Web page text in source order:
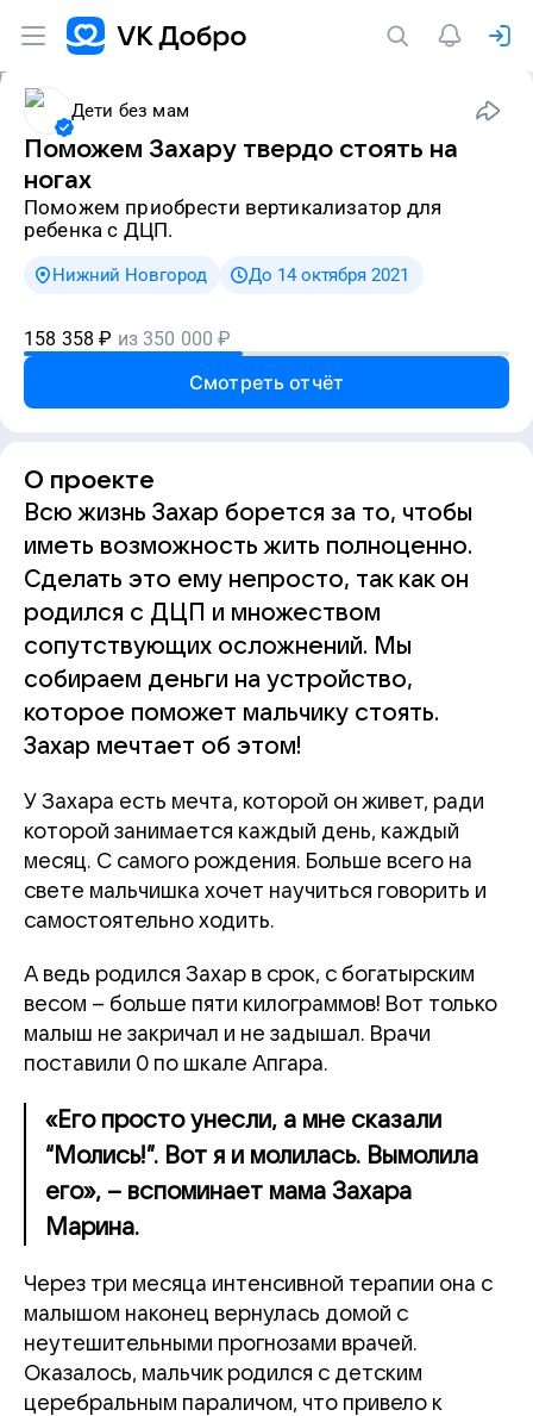
Дети без мам
Поможем Захару твердо стоять на
ногах
Поможем приобрести вертикализатор для
ребенка с ДЦП.
Нижний Новгород До 14 октября 2021
158 358 ₽ из 350 000 ₽
Смотреть отчёт
О проекте
Всю жизнь Захар борется за то, чтобы
иметь возможность жить полноценно.
Сделать это ему непросто, так как он
родился с ДЦП и множеством
сопутствующих осложнений. Мы
собираем деньги на устройство,
которое поможет мальчику стоять.
Захар мечтает об этом!
У Захара есть мечта, которой он живет, ради
которой занимается каждый день, каждый
месяц. С самого рождения. Больше всего на
свете мальчишка хочет научиться говорить и
самостоятельно ходить.
А ведь родился Захар в срок, с богатырским
весом – больше пяти килограммов! Вот только
малыш не закричал и не задышал. Врачи
поставили 0 по шкале Апгара.
«Его просто унесли, а мне сказали
“Молись!”. Вот я и молилась. Вымолила
его», – вспоминает мама Захара
Марина.
Через три месяца интенсивной терапии она с
малышом наконец вернулась домой с
неутешительными прогнозами врачей.
Оказалось, мальчик родился с детским
церебральным параличом, что привело к